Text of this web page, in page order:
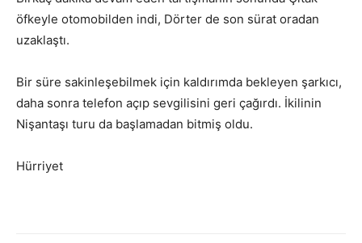
öfkeyle otomobilden indi, Dörter de son sürat oradan
uzaklaştı.
Bir süre sakinleşebilmek için kaldırımda bekleyen şarkıcı,
daha sonra telefon açıp sevgilisini geri çağırdı. İkilinin
Nişantaşı turu da başlamadan bitmiş oldu.
Hürriyet